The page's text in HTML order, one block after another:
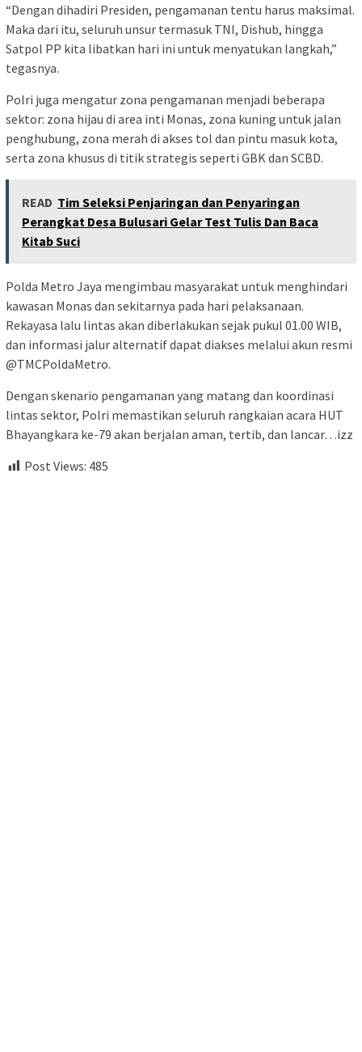
“Dengan dihadiri Presiden, pengamanan tentu harus maksimal.
Maka dari itu, seluruh unsur termasuk TNI, Dishub, hingga
Satpol PP kita libatkan hari ini untuk menyatukan langkah,”
tegasnya.
Polri juga mengatur zona pengamanan menjadi beberapa
sektor: zona hijau di area inti Monas, zona kuning untuk jalan
penghubung, zona merah di akses tol dan pintu masuk kota,
serta zona khusus di titik strategis seperti GBK dan SCBD.
READ Tim Seleksi Penjaringan dan Penyaringan
Perangkat Desa Bulusari Gelar Test Tulis Dan Baca
Kitab Suci
Polda Metro Jaya mengimbau masyarakat untuk menghindari
kawasan Monas dan sekitarnya pada hari pelaksanaan.
Rekayasa lalu lintas akan diberlakukan sejak pukul 01.00 WIB,
dan informasi jalur alternatif dapat diakses melalui akun resmi
@TMCPoldaMetro.
Dengan skenario pengamanan yang matang dan koordinasi
lintas sektor, Polri memastikan seluruh rangkaian acara HUT
Bhayangkara ke-79 akan berjalan aman, tertib, dan lancar…izz
Post Views: 485